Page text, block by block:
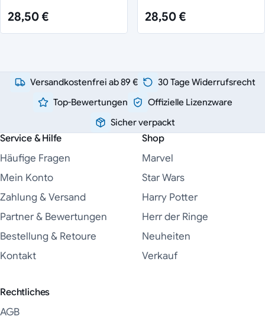
28,50 € 28,50 €
Versandkostenfrei ab 89 €
30 Tage Widerrufsrecht
Top-Bewertungen
Offizielle Lizenzware
Sicher verpackt
Service & Hilfe
Häufige Fragen
Mein Konto
Zahlung & Versand
Partner & Bewertungen
Bestellung & Retoure
Kontakt
Shop
Marvel
Star Wars
Harry Potter
Herr der Ringe
Neuheiten
Verkauf
Rechtliches
AGB